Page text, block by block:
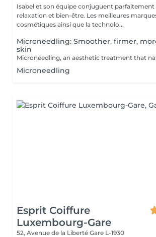
Isabel et son équipe conjuguent parfaitement
relaxation et bien-être. Les meilleures marques esthétiques et
cosmétiques ainsi que la technolo...
Microneedling: Smoother, firmer,
skin
Microneedling
Esprit Coiffure
Luxembourg-Gare
52, Avenue de la Liberté Gare L-1930